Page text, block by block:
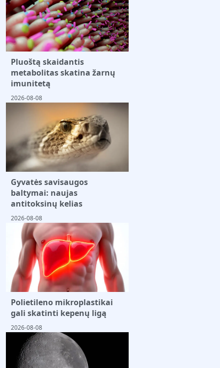
Pluoštą skaidantis
metabolitas skatina žarnų
imunitetą
2026-08-08
Gyvatės savisaugos
baltymai: naujas
antitoksinų kelias
2026-08-08
Polietileno mikroplastikai
gali skatinti kepenų ligą
2026-08-08